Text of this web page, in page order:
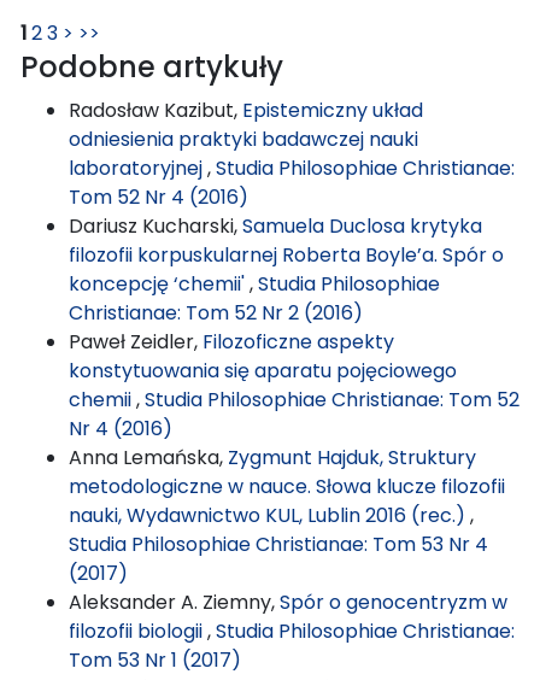
123 > >>
Podobne artykuły
Radosław Kazibut, Epistemiczny układ
odniesienia praktyki badawczej nauki
laboratoryjnej,Studia Philosophiae Christianae:
Tom 52 Nr 4 (2016)
Dariusz Kucharski,Samuela Duclosa krytyka
filozofii korpuskularnej Roberta Boyle’a. Spór o
koncepcję ‘chemii',Studia Philosophiae
Christianae: Tom 52 Nr 2 (2016)
Paweł Zeidler, Filozoficzne aspekty
konstytuowania się aparatu pojęciowego
chemii,Studia Philosophiae Christianae: Tom 52
Nr 4 (2016)
Anna Lemańska, Zygmunt Hajduk, Struktury
metodologiczne w nauce. Słowa klucze filozofii
nauki, Wydawnictwo KUL, Lublin 2016 (rec.) ,
Studia Philosophiae Christianae: Tom 53 Nr 4
(2017)
Aleksander A. Ziemny,Spór o genocentryzm w
filozofii biologii,Studia Philosophiae Christianae:
Tom 53 Nr 1 (2017)